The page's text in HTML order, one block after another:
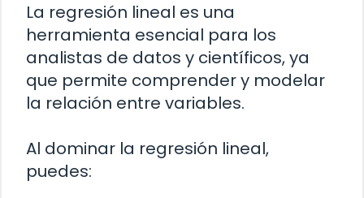
La regresión lineal es una
herramienta esencial para los
analistas de datos y científicos, ya
que permite comprender y modelar
la relación entre variables.
Al dominar la regresión lineal,
puedes: